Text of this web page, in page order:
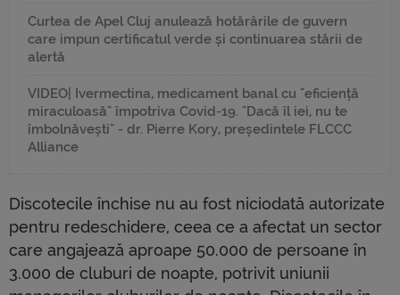
Curtea de Apel Cluj anulează hotărârile de guvern
care impun certificatul verde și continuarea stării de
alertă
VIDEO| Ivermectina, medicament banal cu "eficiență
miraculoasă" împotriva Covid-19. "Dacă îl iei, nu te
îmbolnăvești" - dr. Pierre Kory, președintele FLCCC
Alliance
Discotecile închise nu au fost niciodată autorizate
pentru redeschidere, ceea ce a afectat un sector
care angajează aproape 50.000 de persoane în
3.000 de cluburi de noapte, potrivit uniunii